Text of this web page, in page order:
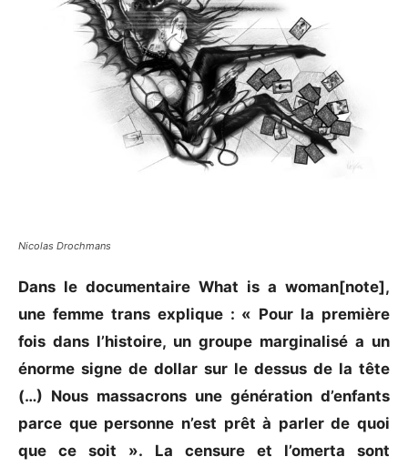
Nicolas Drochmans
Dans le documentaire What is a woman[note],
une femme trans explique : « Pour la première
fois dans l’histoire, un groupe marginalisé a un
énorme signe de dollar sur le dessus de la tête
(…) Nous massacrons une génération d’enfants
parce que personne n’est prêt à parler de quoi
que ce soit ». La censure et l’omerta sont